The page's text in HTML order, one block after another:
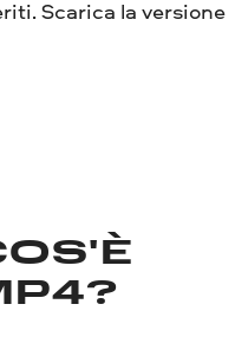
Scarica la versione